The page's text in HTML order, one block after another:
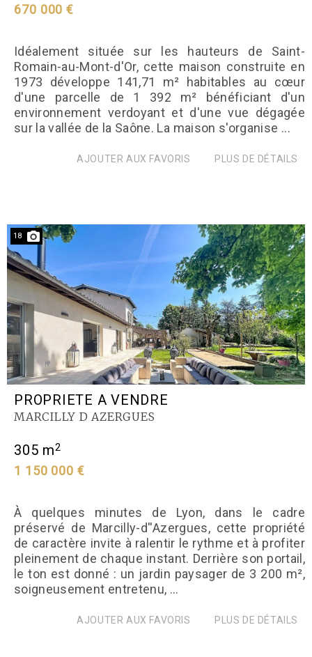
670 000 €
Idéalement située sur les hauteurs de Saint-
Romain-au-Mont-d'Or, cette maison construite en
1973 développe 141,71 m² habitables au cœur
d'une parcelle de 1 392 m² bénéficiant d'un
environnement verdoyant et d'une vue dégagée
sur la vallée de la Saône. La maison s'organise ...
AJOUTER AUX FAVORIS PLUS DE DÉTAILS
18
PROPRIETE A VENDRE
MARCILLY D AZERGUES
305 m2
1 150 000 €
À quelques minutes de Lyon, dans le cadre
préservé de Marcilly-d''Azergues, cette propriété
de caractère invite à ralentir le rythme et à profiter
pleinement de chaque instant. Derrière son portail,
le ton est donné : un jardin paysager de 3 200 m²,
soigneusement entretenu, ...
AJOUTER AUX FAVORIS PLUS DE DÉTAILS